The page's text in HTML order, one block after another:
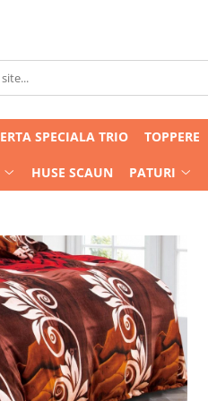
SPECIALA TRIO TOPPERE
HUSE SCAUN PATURI